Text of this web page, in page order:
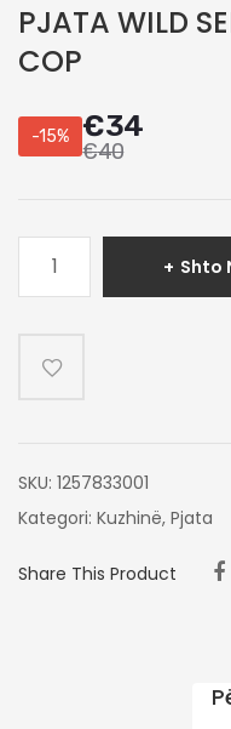
PJATA WILD
COP
-15% €34
€40
PJATA
SET
COP
Shto
SKU: 1257833001
Kategori: Kuzhinë, Pjata
Share This Product